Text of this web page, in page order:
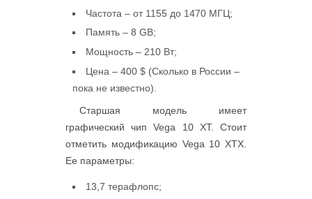
Частота – от 1155 до 1470 МГЦ;
Память – 8 GB;
Мощность – 210 Вт;
Цена – 400 $ (Сколько в России –
пока не известно).
Старшая модель имеет
графический чип Vega 10 XT. Стоит
отметить модификацию Vega 10 XTX.
Ее параметры:
13,7 терафлопс;